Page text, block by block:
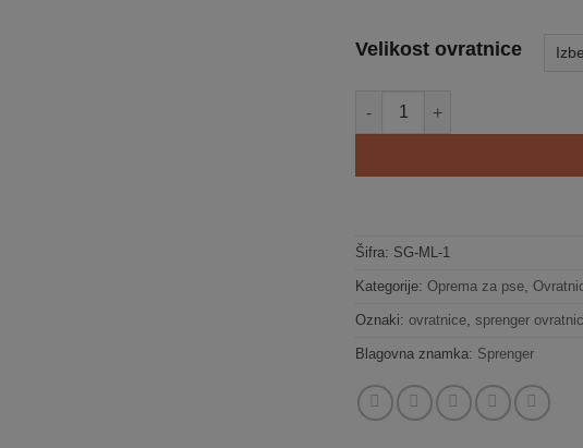
Velikost ovratnice
SPRENGER kovinska
Šifra: SG-ML-1
Kategorije: Oprema za pse
Oznaki: ovratnice sprenger
Blagovna znamka: Sprenger